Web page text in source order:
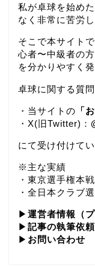
私が卓球を始め
なく非常に苦労し
そこで本サイト
心者〜中級者の
を分かりやすく
卓球に関する質問
・当サイトの 「
・X(旧Twitter)：
にて受け付けて
※主な実績
・東京選手権本
・全日本クラブ
▶ 運営者情報（
▶ 記事の執筆依
▶ お問い合わせ